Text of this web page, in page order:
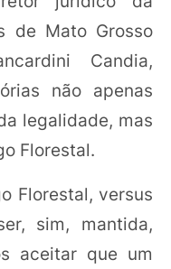
de Mato Grosso
Candia,
não apenas
legalidade, mas
Florestal.
Florestal, versus
sim, mantida,
aceitar que um